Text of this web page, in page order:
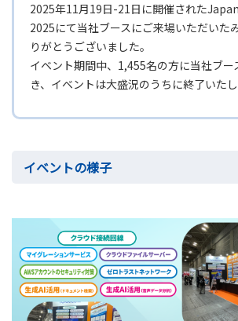
2025年11月19日-21日に開催された
2025にて当社ブースにご来場いただいた
りがとうございました。
イベント期間中、1,455名の方に当社ブー
き、イベントは大盛況のうちに終了いたし
イベントの様子